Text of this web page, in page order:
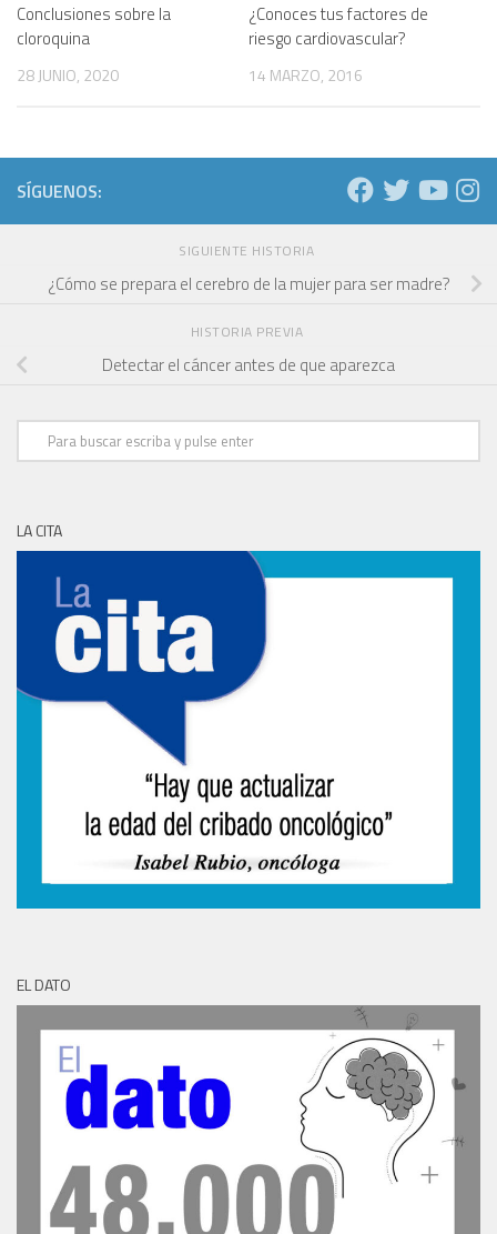
Conclusiones sobre la
cloroquina
28 JUNIO, 2020
¿Conoces tus factores de
riesgo cardiovascular?
14 MARZO, 2016
SÍGUENOS:
SIGUIENTE HISTORIA
¿Cómo se prepara el cerebro de la mujer para ser madre?
HISTORIA PREVIA
Detectar el cáncer antes de que aparezca
LA CITA
EL DATO